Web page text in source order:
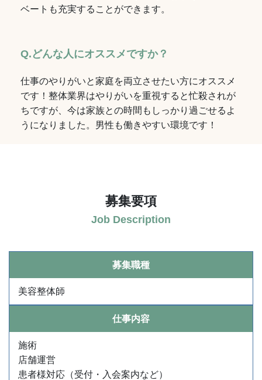
ベートも充実することができます。
Q.どんな人にオススメですか？
仕事のやりがいと家庭を両立させたい方にオススメ
です！整体業界はやりがいを重視すると忙殺されが
ちですが、今は家族との時間もしっかり過ごせるよ
うになりました。男性も働きやすい環境です！
募集要項
Job Description
募集職種
美容整体師
仕事内容
施術
店舗運営
患者様対応（受付・入会案内など）